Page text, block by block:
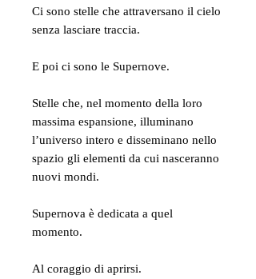
Ci sono stelle che attraversano il cielo
senza lasciare traccia.
E poi ci sono le Supernove.
Stelle che, nel momento della loro
massima espansione, illuminano
l’universo intero e disseminano nello
spazio gli elementi da cui nasceranno
nuovi mondi.
Supernova è dedicata a quel
momento.
Al coraggio di aprirsi.